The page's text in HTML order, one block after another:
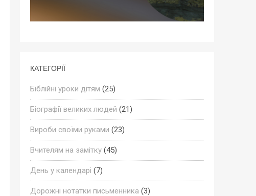
КАТЕГОРІЇ
Біблійні уроки дітям (25)
Біографії великих людей (21)
Вироби своїми руками (23)
Вчителям на замітку(45)
День у календарі (7)
Дорожні нотатки письменника (3)